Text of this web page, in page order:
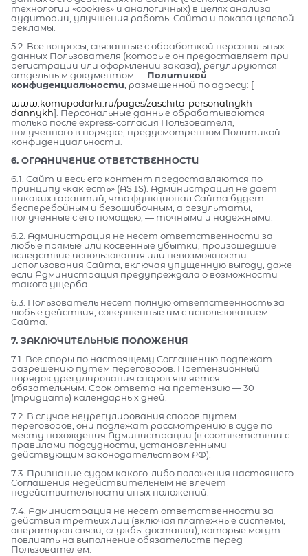
технологии «cookies» и аналогичных) в целях анализа
аудитории, улучшения работы Сайта и показа целевой
рекламы.
5.2. Все вопросы, связанные с обработкой персональных
данных Пользователя (которые он предоставляет при
регистрации или оформлении заказа), регулируются
отдельным документом — Политикой
конфиденциальности, размещенной по адресу: [
www.komupodarki.ru/pages/zaschita-personalnykh-
dannykh]. Персональные данные обрабатываются
только после express-согласия Пользователя,
полученного в порядке, предусмотренном Политикой
конфиденциальности.
6. ОГРАНИЧЕНИЕ ОТВЕТСТВЕННОСТИ
6.1. Сайт и весь его контент предоставляются по
принципу «как есть» (AS IS). Администрация не дает
никаких гарантий, что функционал Сайта будет
бесперебойным и безошибочным, а результаты,
полученные с его помощью, — точными и надежными.
6.2. Администрация не несет ответственности за
любые прямые или косвенные убытки, произошедшие
вследствие использования или невозможности
использования Сайта, включая упущенную выгоду, даже
если Администрация предупреждала о возможности
такого ущерба.
6.3. Пользователь несет полную ответственность за
любые действия, совершенные им с использованием
Сайта.
7. ЗАКЛЮЧИТЕЛЬНЫЕ ПОЛОЖЕНИЯ
7.1. Все споры по настоящему Соглашению подлежат
разрешению путем переговоров. Претензионный
порядок урегулирования споров является
обязательным. Срок ответа на претензию — 30
(тридцать) календарных дней.
7.2. В случае неурегулирования споров путем
переговоров, они подлежат рассмотрению в суде по
месту нахождения Администрации (в соответствии с
правилами подсудности, установленными
действующим законодательством РФ).
7.3. Признание судом какого-либо положения настоящего
Соглашения недействительным не влечет
недействительности иных положений.
7.4. Администрация не несет ответственности за
действия третьих лиц (включая платежные системы,
операторов связи, службы доставки), которые могут
повлиять на выполнение обязательств перед
Пользователем.